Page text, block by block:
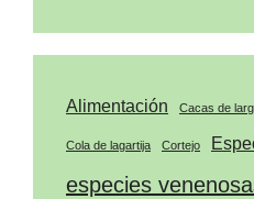
Alimentación Cacas de
Cola de lagartija Cortejo
especies